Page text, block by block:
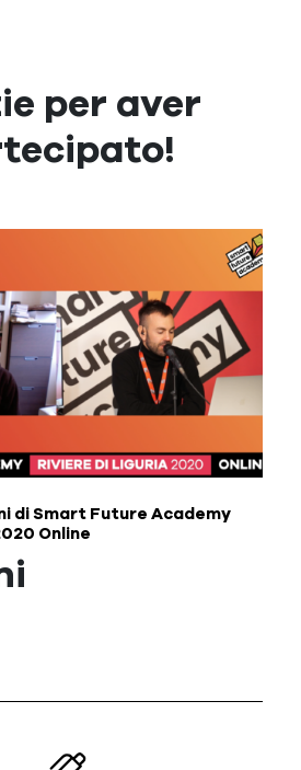
per aver
di Smart Future Academy
Online